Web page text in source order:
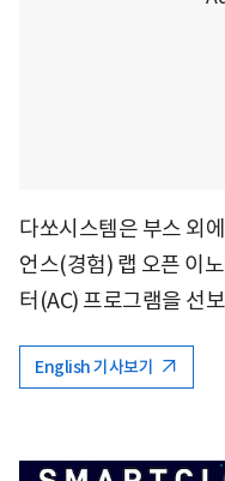
다쏘시스템은 부스 외
언스(경험) 랩 오픈 이
터(AC) 프로그램을 선
English 기사보기